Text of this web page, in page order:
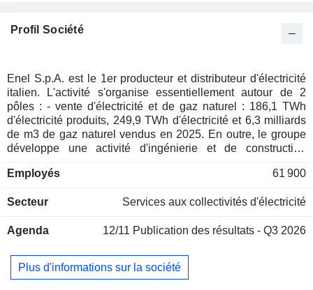
Profil Société
Enel S.p.A. est le 1er producteur et distributeur d'électricité
italien. L'activité s'organise essentiellement autour de 2
pôles : - vente d'électricité et de gaz naturel : 186,1 TWh
d'électricité produits, 249,9 TWh d'électricité et 6,3 milliards
de m3 de gaz naturel vendus en 2025. En outre, le groupe
développe une activité d'ingénierie et de construction
transport et distribution d'électricité : 474,7 TWh d'électricité
réseau de transport d'électricité de 1 881 651 km. La
(39%), Royaume-Uni (5%), Europe (33%), Amérique (22,6%)
Employés 61 900
Secteur Services aux collectivités d'électricité
Agenda 12/11 Publication des résultats - Q3 2026
Plus d'informations sur la société